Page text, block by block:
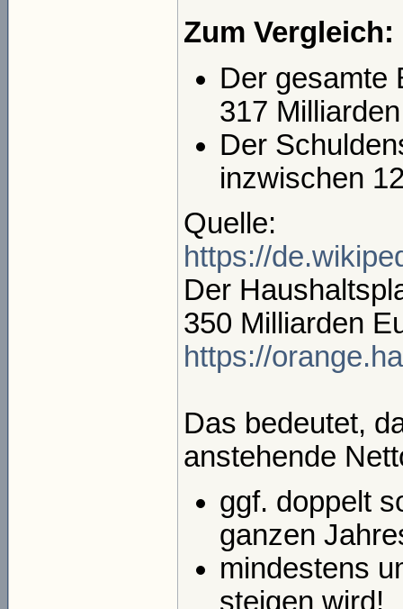
Zum Vergleich:
Der gesamte
317
Der
inzwischen
Quelle:
https://
Der
350 Milliarden
https://
Das bedeutet,
anstehende
ggf. doppelt
ganzen
mindestens
steigen wird!